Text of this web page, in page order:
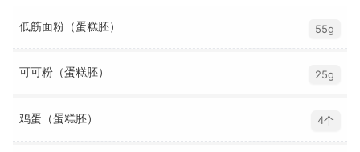
低筋面粉（蛋糕胚） 55g
可可粉（蛋糕胚） 25g
鸡蛋（蛋糕胚） 4个